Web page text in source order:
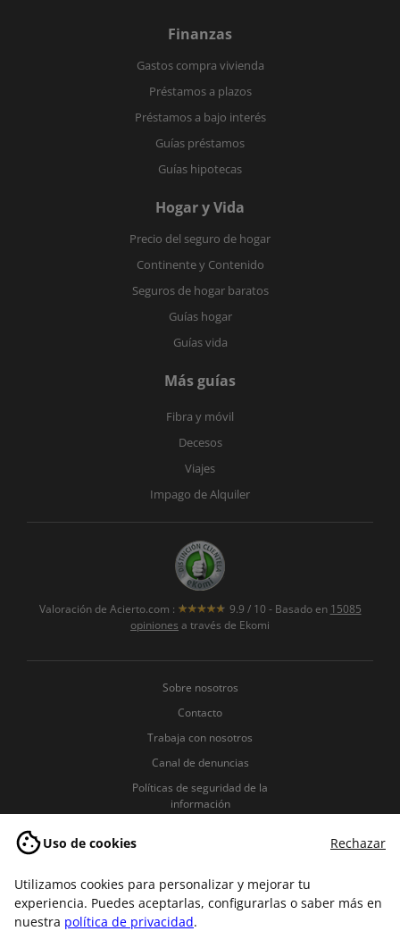
Uso de cookies Rechazar
Utilizamos cookies para personalizar y mejorar tu
experiencia. Puedes aceptarlas, configurarlas o saber más en
nuestra política de privacidad.
Finanzas
Gastos compra vivienda
Préstamos a plazos
Préstamos a bajo interés
Guías préstamos
Guías hipotecas
Hogar y Vida
Precio del seguro de hogar
Continente y Contenido
Seguros de hogar baratos
Guías hogar
Guías vida
Más guías
Fibra y móvil
Decesos
Viajes
Impago de Alquiler
Valoración de Acierto.com : 9.9 / 10 - Basado en 15085
opiniones a través de Ekomi
Sobre nosotros
Contacto
Trabaja con nosotros
Canal de denuncias
Políticas de seguridad de la
información
Términos y condiciones
Aviso legal